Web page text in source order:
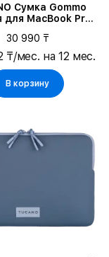
Сумка Gommo
для MacBook Pro
Pro 13
30 990 ₸
₸/мес. на 12 мес.
В корзину